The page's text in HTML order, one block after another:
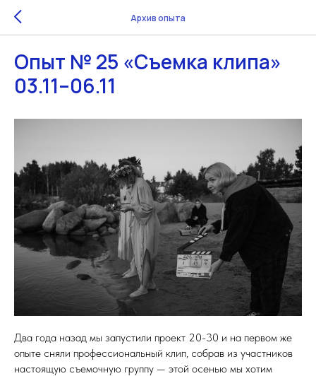
Архив опыта
Опыт № 25 «Съемка клипа»
03.11–06.11
Два года назад мы запустили проект 20-30 и на первом же
опыте сняли профессиональный клип, собрав из участников
настоящую съемочную группу — этой осенью мы хотим